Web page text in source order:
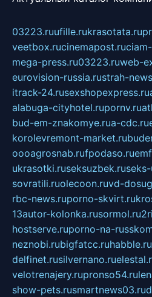
03223.ruufille.rukrasotata.ru
veetbox.rucinemapost.ru
mega-press.ru03223.ruweb-
eurovision-russia.rustrah-
itrack-24.rusexshopexpress.ru
alabuga-cityhotel.rupornv.ru
bud-em-znakomye.rua-cdc.ru
korolevremont-market.ru
oooagrosnab.rufpodaso.ru
ukrasotki.ruseksuzbek.ru
sovratili.ruolecoon.ruvd-
rbc-news.ruporno-skvirt.ru
13autor-kolonka.rusormol.ru
hostserve.ruporno-na-
neznobi.rubigfatcc.ruhabble.ru
delfinet.rusilvernano.ru
velotrenajery.rupronso54.ru
show-pets.rusmartnews03.ru